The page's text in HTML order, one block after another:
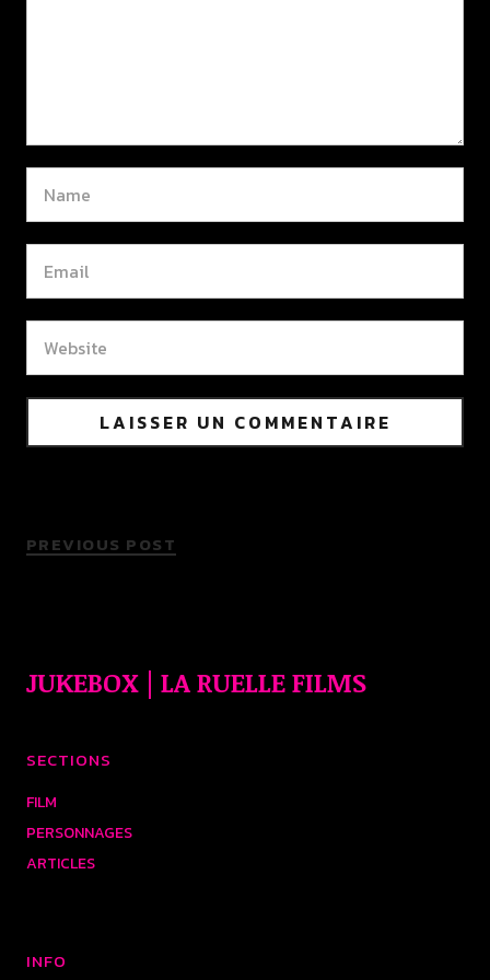
PREVIOUS POST
JUKEBOX | LA RUELLE FILMS
SECTIONS
FILM
PERSONNAGES
ARTICLES
INFO